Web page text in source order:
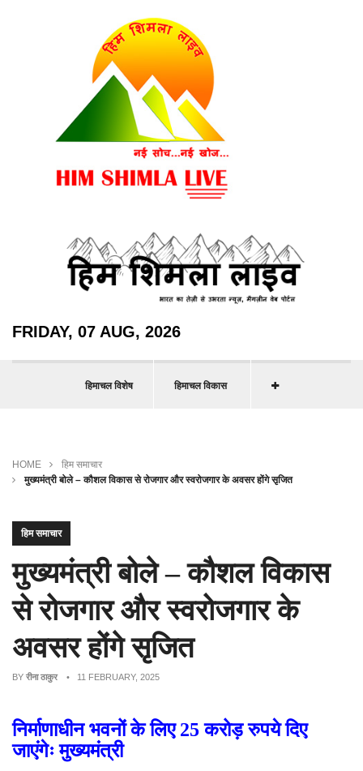
FRIDAY, 07 AUG, 2026
हिमाचल विशेष हिमाचल विकास
HOME
हिम समाचार
मुख्यमंत्री बोले – कौशल विकास से रोजगार और स्वरोजगार के अवसर होंगे सृजित
हिम समाचार
मुख्यमंत्री बोले – कौशल विकास
से रोजगार और स्वरोजगार के
अवसर होंगे सृजित
BY रीना ठाकुर • 11 FEBRUARY, 2025
निर्माणाधीन भवनों के लिए 25 करोड़ रुपये दिए
जाएंगेः मुख्यमंत्री